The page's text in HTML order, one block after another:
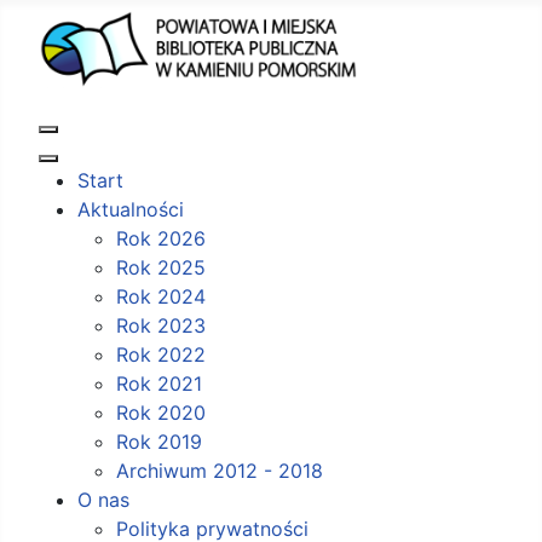
Start
Aktualności
Rok 2026
Rok 2025
Rok 2024
Rok 2023
Rok 2022
Rok 2021
Rok 2020
Rok 2019
Archiwum 2012 - 2018
O nas
Polityka prywatności